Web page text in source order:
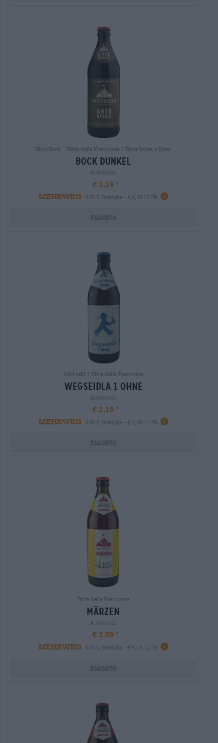
Birre Bock | Birra della Franconia | Birra Scura e Nera
bock dunkel
Aufsesser
€ 3,19
MEHRWEG
0,50 L Bottiglia - € 6,38 / LTR
Esaurito
Altri stili | Birra della Franconia
wegseidla 1 ohne
Aufsesser
€ 2,19
MEHRWEG
0,50 L Bottiglia - € 4,38 / LTR
Esaurito
Birra della Franconia
märzen
Aufsesser
€ 2,59
MEHRWEG
0,50 L Bottiglia - € 5,18 / LTR
Esaurito